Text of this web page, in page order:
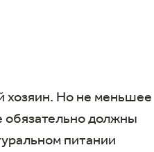
хозяин. Но не меньшее
обязательно должны
питании